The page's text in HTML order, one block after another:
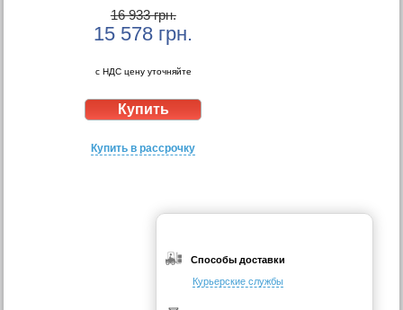
16 933 грн.
15 578 грн.
с НДС цену уточняйте
Купить в рассрочку
Способы доставки
Курьерские службы